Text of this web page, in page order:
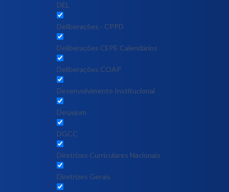
DEL
Deliberações - CPPD
Deliberações CEPE Calendários
Deliberações COAP
Desenvolvimento Institucional
Desjejum
DGCC
Diretrizes Curriculares Nacionais
Diretrizes Gerais